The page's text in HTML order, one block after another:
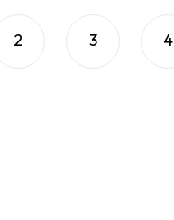
2 3 4